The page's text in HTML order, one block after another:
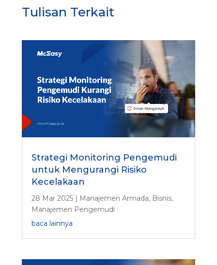
A
p
Tulisan Terkait
Strategi Monitoring Pengemudi
untuk Mengurangi Risiko
Kecelakaan
28 Mar 2025| Manajemen Armada, Bisnis,
Manajemen Pengemudi
baca lainnya